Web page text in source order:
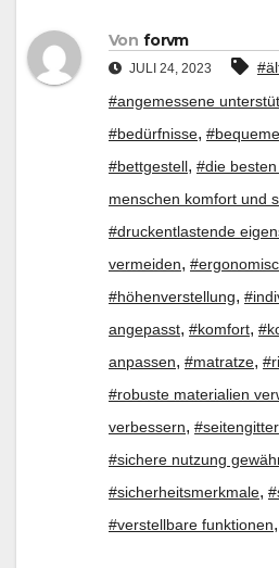
Von forvm
JULI 24, 2023
#angemessene
#bedürfnisse,
#bettgestell, #die
menschen komfort und
#druckentlastende
vermeiden,
#höhenverstellung,
angepasst, #komfort,
anpassen, #matratze,
#robuste materialien
verbessern,
#sichere nutzung
#sicherheitsmerkmale,
#verstellbare funktionen,